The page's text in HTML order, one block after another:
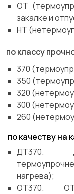
ОТ
закалке и
НТ
по классу
370
350
320
300
260
по качеству на
ДТ370.
нагрева);
ОТ370.